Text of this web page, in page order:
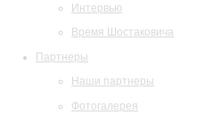
Интервью
Время Шостаковича
Партнеры
Наши партнеры
Фотогалерея